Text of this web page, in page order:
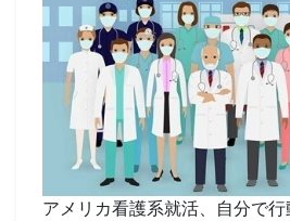
アメリカ看護系就活、自分で